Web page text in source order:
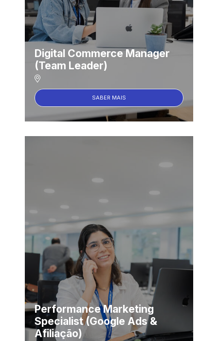
Digital Commerce Manager
(Team Leader)
SABER MAIS
Performance Marketing
Specialist (Google Ads &
Afiliação)